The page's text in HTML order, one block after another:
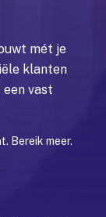
mét je
klanten
een vast
Bereik meer.